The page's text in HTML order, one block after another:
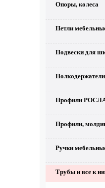
Опоры, колеса
Петли
Подвески для
Профили
Профили,
Ручки
Трубы и все к